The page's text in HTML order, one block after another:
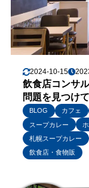
2024-10-15
飲食店コンサ
問題を見つけ
BLOG カフェ
スープカレー
札幌スープカレー
飲食店・食物販